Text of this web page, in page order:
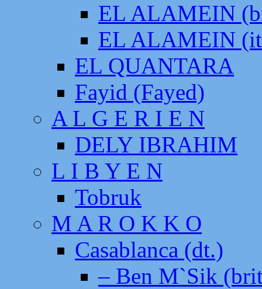
EL ALAMEIN
EL ALAMEIN
EL QUANTARA
Fayid (Fayed)
A L G E R I E N
DELY IBRAHIM
L I B Y E N
Tobruk
M A R O K K O
Casablanca (dt.)
– Ben M`Sik